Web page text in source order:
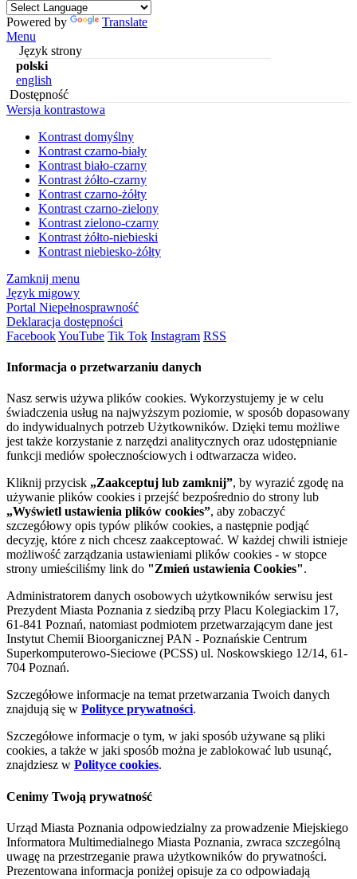
Powered by
Translate
Menu
Język strony
polski
english
Dostępność
Wersja kontrastowa
Kontrast domyślny
Kontrast czarno-biały
Kontrast biało-czarny
Kontrast żółto-czarny
Kontrast czarno-żółty
Kontrast czarno-zielony
Kontrast zielono-czarny
Kontrast żółto-niebieski
Kontrast niebiesko-żółty
Zamknij menu
Język migowy
Portal Niepełnosprawność
Deklaracja dostępności
FacebookYouTube Tik Tok Instagram RSS
Informacja o przetwarzaniu danych
Nasz serwis używa plików cookies. Wykorzystujemy je w celu
świadczenia usług na najwyższym poziomie, w sposób dopasowany
do indywidualnych potrzeb Użytkowników. Dzięki temu możliwe
jest także korzystanie z narzędzi analitycznych oraz udostępnianie
funkcji mediów społecznościowych i odtwarzacza wideo.
Kliknij przycisk „Zaakceptuj lub zamknij”, by wyrazić zgodę na
używanie plików cookies i przejść bezpośrednio do strony lub
„Wyświetl ustawienia plików cookies”, aby zobaczyć
szczegółowy opis typów plików cookies, a następnie podjąć
decyzję, które z nich chcesz zaakceptować. W każdej chwili istnieje
możliwość zarządzania ustawieniami plików cookies - w stopce
strony umieściliśmy link do "Zmień ustawienia Cookies".
Administratorem danych osobowych użytkowników serwisu jest
Prezydent Miasta Poznania z siedzibą przy Placu Kolegiackim 17,
61-841 Poznań, natomiast podmiotem przetwarzającym dane jest
Instytut Chemii Bioorganicznej PAN - Poznańskie Centrum
Superkomputerowo-Sieciowe (PCSS) ul. Noskowskiego 12/14, 61-
704 Poznań.
Szczegółowe informacje na temat przetwarzania Twoich danych
znajdują się w Polityce prywatności.
Szczegółowe informacje o tym, w jaki sposób używane są pliki
cookies, a także w jaki sposób można je zablokować lub usunąć,
znajdziesz w Polityce cookies.
Cenimy Twoją prywatność
Urząd Miasta Poznania odpowiedzialny za prowadzenie Miejskiego
Informatora Multimedialnego Miasta Poznania, zwraca szczególną
uwagę na przestrzeganie prawa użytkowników do prywatności.
Prezentowana informacja poniżej opisuje za co odpowiadają